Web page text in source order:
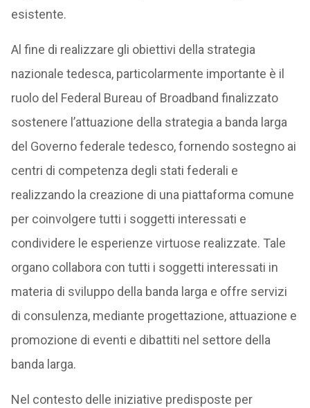
esistente.
Al fine di realizzare gli obiettivi della strategia
nazionale tedesca, particolarmente importante è il
ruolo del Federal Bureau of Broadband finalizzato
sostenere l’attuazione della strategia a banda larga
del Governo federale tedesco, fornendo sostegno ai
centri di competenza degli stati federali e
realizzando la creazione di una piattaforma comune
per coinvolgere tutti i soggetti interessati e
condividere le esperienze virtuose realizzate. Tale
organo collabora con tutti i soggetti interessati in
materia di sviluppo della banda larga e offre servizi
di consulenza, mediante progettazione, attuazione e
promozione di eventi e dibattiti nel settore della
banda larga.
Nel contesto delle iniziative predisposte per